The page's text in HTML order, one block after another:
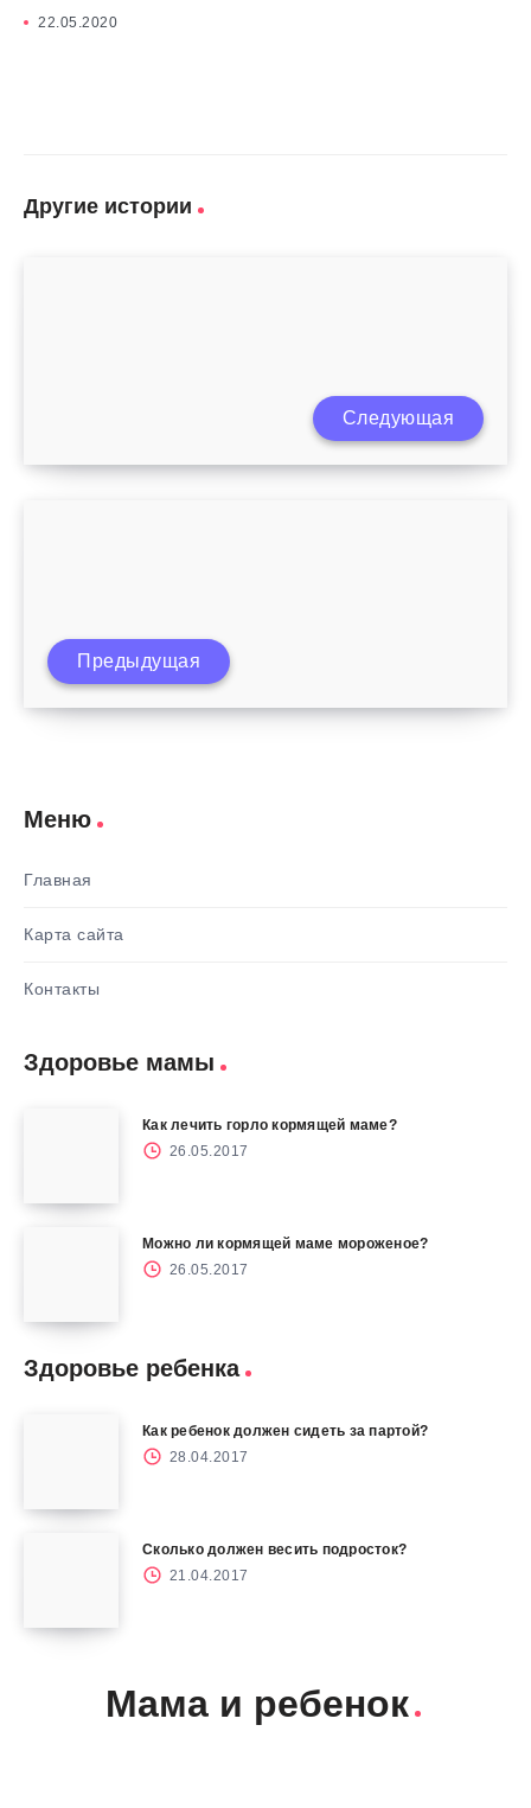
22.05.2020
Другие истории
Ребенок отказывается от смеси в 4
Следующая
Чем вредно для ребенка пальмовое
Предыдущая
Меню
Главная
Карта сайта
Контакты
Здоровье мамы
Как лечить горло кормящей маме?
26.05.2017
Можно ли кормящей маме мороженое?
26.05.2017
Здоровье ребенка
Как ребенок должен сидеть за партой?
28.04.2017
Сколько должен весить подросток?
21.04.2017
Мама и ребенок